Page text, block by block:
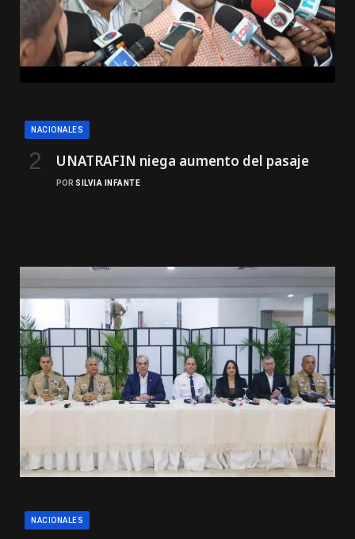
NACIONALES
UNATRAFIN niega aumento del pasaje
POR SILVIA INFANTE
NACIONALES